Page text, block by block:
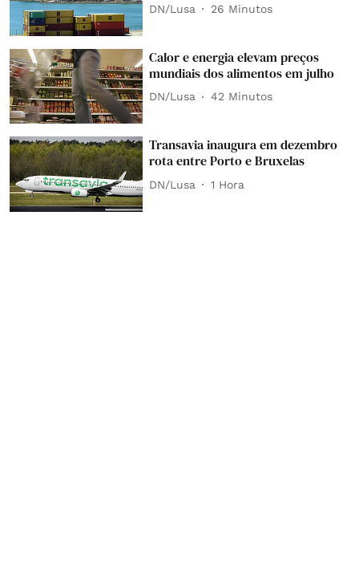
DN/Lusa 26 Minutos
Calor e energia elevam preços
mundiais dos alimentos em julho
DN/Lusa 42 Minutos
Transavia inaugura em dezembro
rota entre Porto e Bruxelas
DN/Lusa 1 Hora